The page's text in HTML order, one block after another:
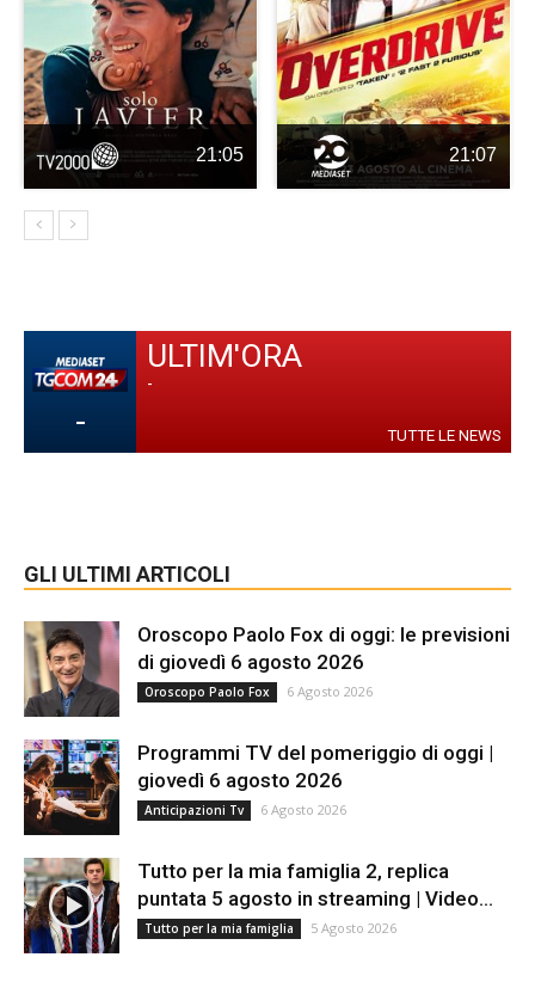
21:05 21:07
-
ULTIM'ORA
-
TUTTE LE NEWS
GLI ULTIMI ARTICOLI
Oroscopo Paolo Fox di oggi: le previsioni
di giovedì 6 agosto 2026
Oroscopo Paolo Fox 6 Agosto 2026
Programmi TV del pomeriggio di oggi |
giovedì 6 agosto 2026
Anticipazioni Tv 6 Agosto 2026
Tutto per la mia famiglia 2, replica
puntata 5 agosto in streaming | Video...
Tutto per la mia famiglia 5 Agosto 2026